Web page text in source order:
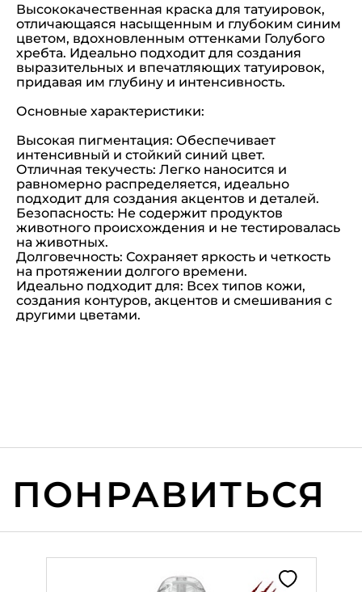
Высококачественная краска для татуировок,
отличающаяся насыщенным и глубоким синим
цветом, вдохновленным оттенками Голубого
хребта. Идеально подходит для создания
выразительных и впечатляющих татуировок,
придавая им глубину и интенсивность.
Основные характеристики:
Высокая пигментация: Обеспечивает
интенсивный и стойкий синий цвет.
Отличная текучесть: Легко наносится и
равномерно распределяется, идеально
подходит для создания акцентов и деталей.
Безопасность: Не содержит продуктов
животного происхождения и не тестировалась
на животных.
Долговечность: Сохраняет яркость и четкость
на протяжении долгого времени.
Идеально подходит для: Всех типов кожи,
создания контуров, акцентов и смешивания с
другими цветами.